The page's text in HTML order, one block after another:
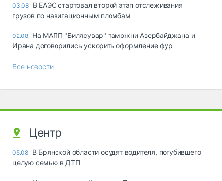
03.08 В ЕАЭС стартовал второй этап отслеживания
грузов по навигационным пломбам
02.08 На МАПП "Билясувар" таможни Азербайджана и
Ирана договорились ускорить оформление фур
Все новости
Центр
05.08 В Брянской области осудят водителя, погубившего
целую семью в ДТП